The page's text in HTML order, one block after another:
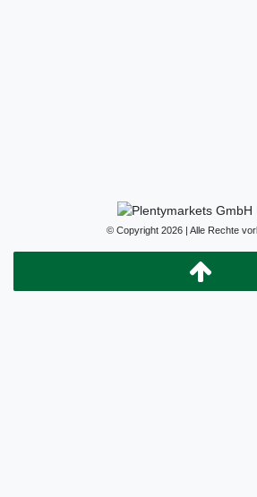
© Copyright 2026 | Alle Rechte